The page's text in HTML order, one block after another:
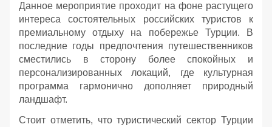
Данное мероприятие проходит на фоне растущего
интереса состоятельных российских туристов к
премиальному отдыху на побережье Турции. В
последние годы предпочтения путешественников
сместились в сторону более спокойных и
персонализированных локаций, где культурная
программа гармонично дополняет природный
ландшафт.
Стоит отметить, что туристический сектор Турции